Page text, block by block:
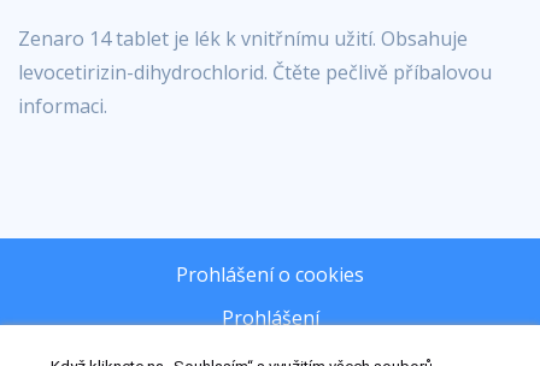
Zenaro 14 tablet je lék k vnitřnímu užití. Obsahuje
levocetirizin-dihydrochlorid. Čtěte pečlivě příbalovou
informaci.
Prohlášení o cookies
Prohlášení